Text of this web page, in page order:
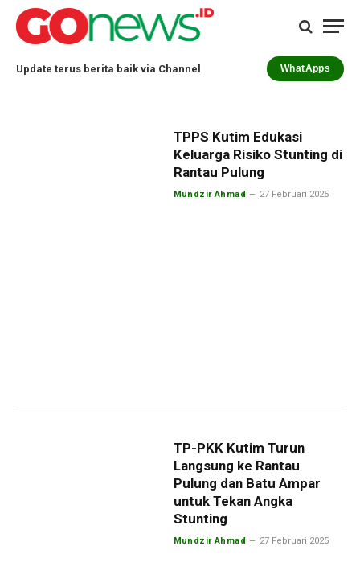
Update terus berita baik via Channel WhatApps
TPPS Kutim Edukasi
Keluarga Risiko Stunting di
Rantau Pulung
Mundzir Ahmad 27 Februari 2025
TP-PKK Kutim Turun
Langsung ke Rantau
Pulung dan Batu Ampar
untuk Tekan Angka
Stunting
Mundzir Ahmad 27 Februari 2025